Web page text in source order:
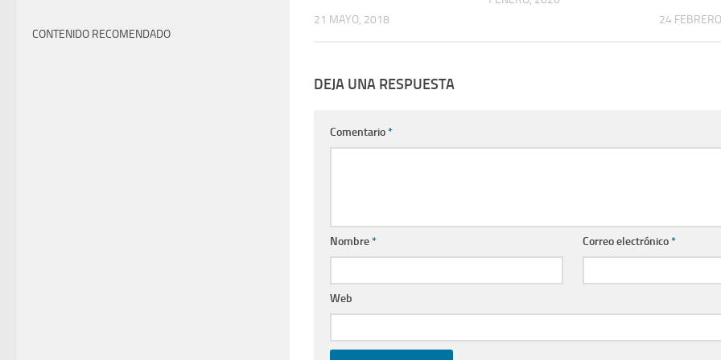
21 MAYO, 2018 24
DEJA UNA RESPUESTA
Comentario*
Nombre* Correo electrónico*
Web
CONTENIDO RECOMENDADO